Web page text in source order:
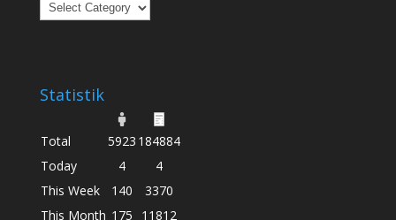
Kategori
Statistik
Total 5923 184884
Today
4
4
This Week
140
3370
This Month 175 11812